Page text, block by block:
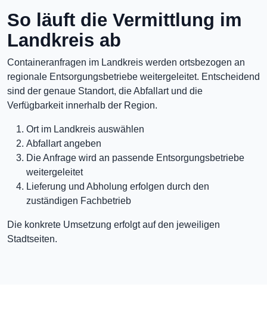
So läuft die Vermittlung im
Landkreis ab
Containeranfragen im Landkreis werden ortsbezogen an
regionale Entsorgungsbetriebe weitergeleitet. Entscheidend
sind der genaue Standort, die Abfallart und die
Verfügbarkeit innerhalb der Region.
Ort im Landkreis auswählen
Abfallart angeben
Die Anfrage wird an passende Entsorgungsbetriebe
weitergeleitet
Lieferung und Abholung erfolgen durch den
zuständigen Fachbetrieb
Die konkrete Umsetzung erfolgt auf den jeweiligen
Stadtseiten.